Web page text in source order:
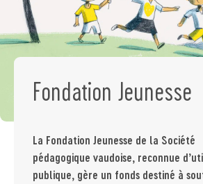
Fondation Jeunesse
La Fondation Jeunesse de la Société
pédagogique vaudoise, reconnue
publique, gère un fonds destiné à